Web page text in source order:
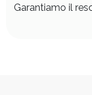
Garantiamo il